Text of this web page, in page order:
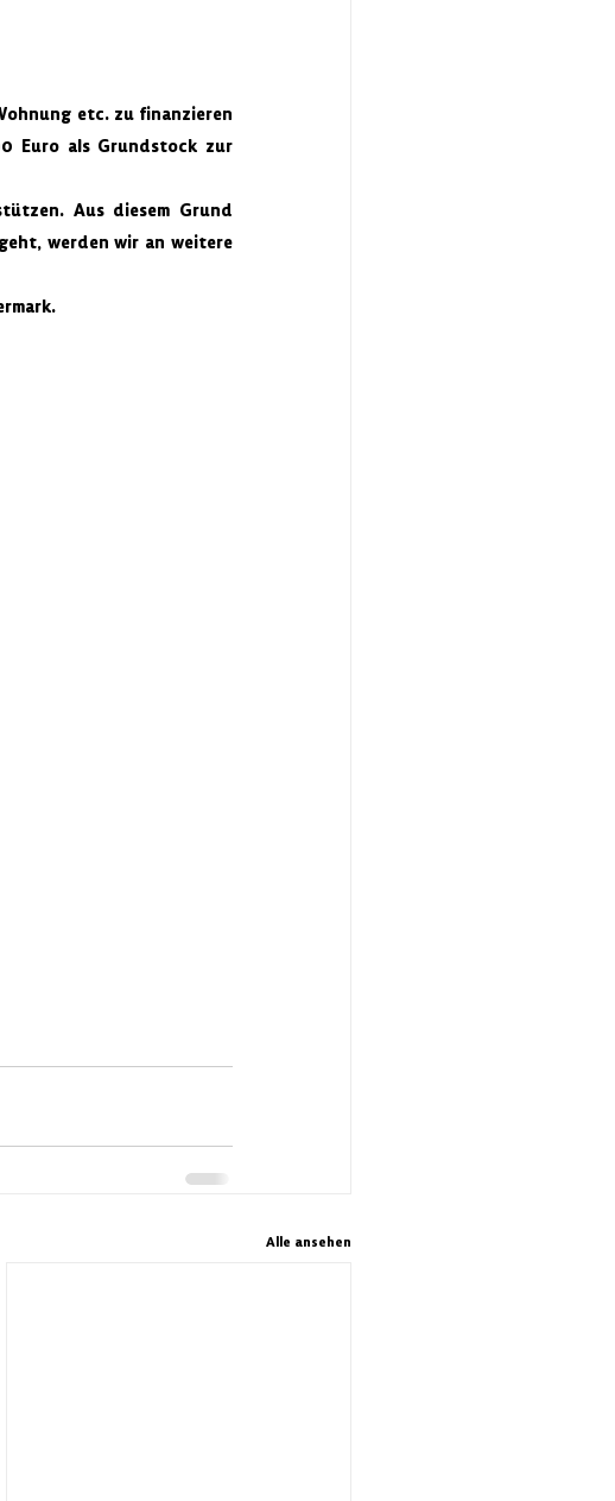
etc. zu finanzieren
Euro als Grundstock zur
Aus diesem Grund
werden wir an weitere
Alle ansehen